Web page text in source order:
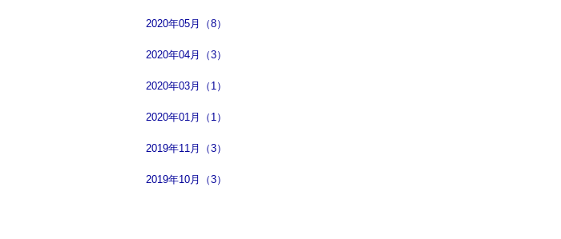
2020年05月（8）
2020年04月（3）
2020年03月（1）
2020年01月（1）
2019年11月（3）
2019年10月（3）